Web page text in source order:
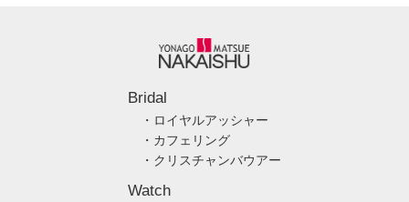
Bridal
・ロイヤルアッシャー
・カフェリング
・クリスチャンバウアー
Watch